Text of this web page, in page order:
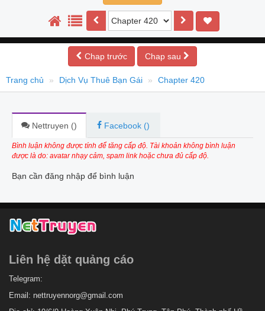
Chap trước Chap sau
Trang chủ Dịch Vụ Thuê Bạn Gái Chapter 420
Nettruyen () Facebook ()
Bình luận không được tính để tăng cấp độ. Tài khoản không bình luận
được là do: avatar nhạy cảm, spam link hoặc chưa đủ cấp độ.
Bạn cần đăng nhập để bình luận
Liên hệ dặt quảng cáo
Telegram:
Email: nettruyennorg@gmail.com